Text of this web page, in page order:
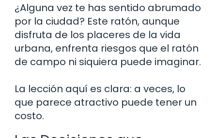
¿Alguna vez te has sentido abrumado
por la ciudad? Este ratón, aunque
disfruta de los placeres de la vida
urbana, enfrenta riesgos que el ratón
de campo ni siquiera puede imaginar.
La lección aquí es clara: a veces, lo
que parece atractivo puede tener un
costo.